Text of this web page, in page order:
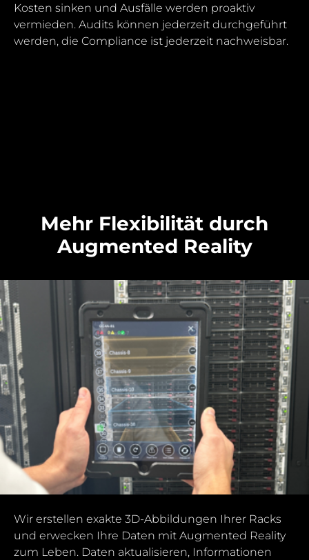
Kosten sinken und Ausfälle werden proaktiv
vermieden. Audits können jederzeit durchgeführt
werden, die Compliance ist jederzeit nachweisbar.
Mehr Flexibilität durch
Augmented Reality
Wir erstellen exakte 3D-Abbildungen Ihrer Racks
und erwecken Ihre Daten mit Augmented Reality
zum Leben. Daten aktualisieren, Informationen